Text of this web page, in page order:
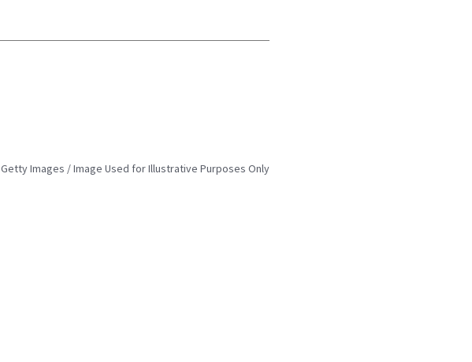
Getty Images / Image Used for Illustrative Purposes Only